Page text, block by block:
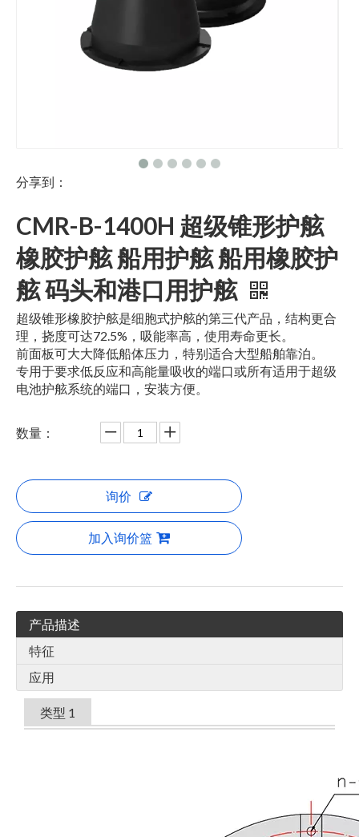
分享到：
CMR-B-1400H 超级锥形护舷
橡胶护舷 船用护舷 船用橡胶护
舷 码头和港口用护舷
超级锥形橡胶护舷是细胞式护舷的第三代产品，结构更合
理，挠度可达72.5%，吸能率高，使用寿命更长。
前面板可大大降低船体压力，特别适合大型船舶靠泊。
专用于要求低反应和高能量吸收的端口或所有适用于超级
电池护舷系统的端口，安装方便。
数量：
询价
加入询价篮
产品描述
特征
应用
类型 1